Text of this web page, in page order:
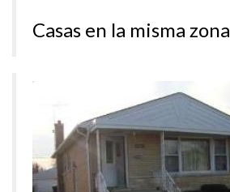
Casas en la misma zona